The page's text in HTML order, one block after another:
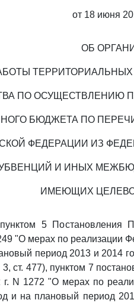
от 18 июня
ОБ
ПО ОСУЩЕСТВЛЕНИЮ
БЮДЖЕТА ПО
ФЕДЕРАЦИИ ИЗ
И ИНЫХ
ИМЕЮЩИХ
5 Постановления
"О мерах по реализации
период 2013 и 2014
ст. 477), пунктом 7
г. N 1272 "О мерах по
и на плановый период